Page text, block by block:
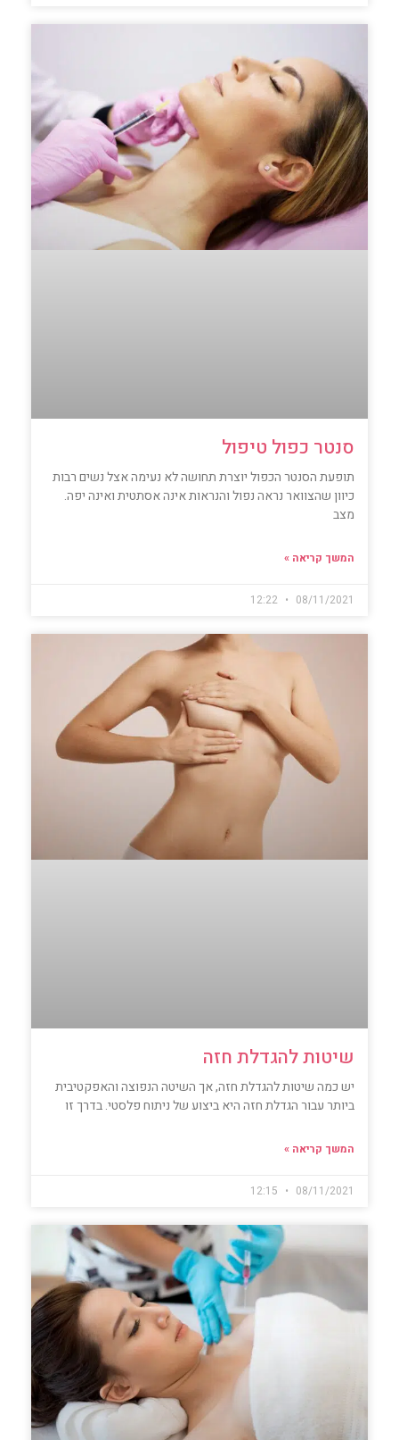
סנטר כפול טיפול
תופעת הסנטר הכפול יוצרת תחושה לא נעימה אצל נשים רבות
כיוון שהצוואר נראה נפול והנראות אינה אסתטית ואינה יפה.
מצב
המשך קריאה »
08/11/2021
שיטות להגדלת חזה
יש כמה שיטות להגדלת חזה, אך השיטה הנפוצה והאפקטיבית
ביותר עבור הגדלת חזה היא ביצוע של ניתוח פלסטי. בדרך זו
המשך קריאה »
08/11/2021